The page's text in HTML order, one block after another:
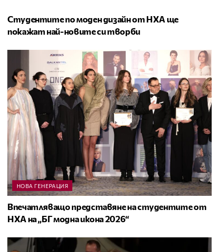
Студентите по моден дизайн от НХА ще
покажат най-новите си творби
НОВА ГЕНЕРАЦИЯ
Впечатляващо представяне на студентите от
НХА на „БГ модна икона 2026“